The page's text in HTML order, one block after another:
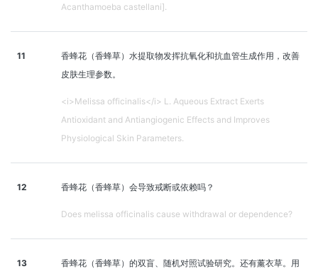
Acanthamoeba castellani].
11
香蜂花（香蜂草）水提取物发挥抗氧化和抗血管生成作用，改善
皮肤生理参数。
<i>Melissa officinalis</i> L. Aqueous Extract Exerts
Antioxidant and Antiangiogenic Effects and Improves
Physiological Skin Parameters.
12 香蜂花（香蜂草）会导致戒断或依赖吗？
Does melissa officinalis cause withdrawal or dependence?
13
香蜂花（香蜂草）的双盲、随机对照试验研究。还有薰衣草。用